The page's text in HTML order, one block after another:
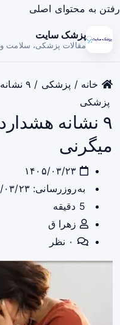
رفتن به محتوای اصلی
پزشک سایت
مقالات پزشکی، سلامت
خانه / پزشکی / ۹ نشانه هشداردهنده قبل از حمله میگرنی
پزشکی
۹ نشانه
میگرنی
به‌روزرسانی: ۱۴۰۵/۰۳/۲۳
زهرا ق